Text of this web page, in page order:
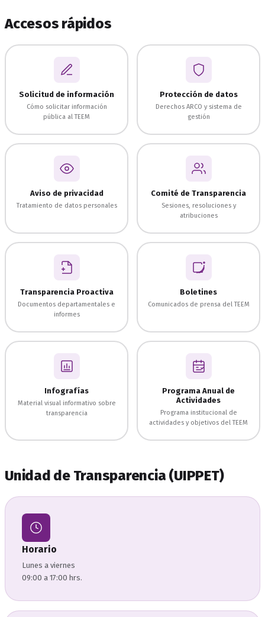
Accesos rápidos
Solicitud de información
Cómo solicitar información
pública al TEEM
Protección de datos
Derechos ARCO y sistema de
gestión
Aviso de privacidad
Tratamiento de datos personales
Comité de Transparencia
Sesiones, resoluciones y
atribuciones
Transparencia Proactiva
Documentos departamentales e
informes
Boletines
Comunicados de prensa del TEEM
Infografías
Material visual informativo sobre
transparencia
Programa Anual de
Actividades
Programa institucional de
actividades y objetivos del TEEM
Unidad de Transparencia (UIPPET)
Horario
Lunes a viernes
09:00 a 17:00 hrs.